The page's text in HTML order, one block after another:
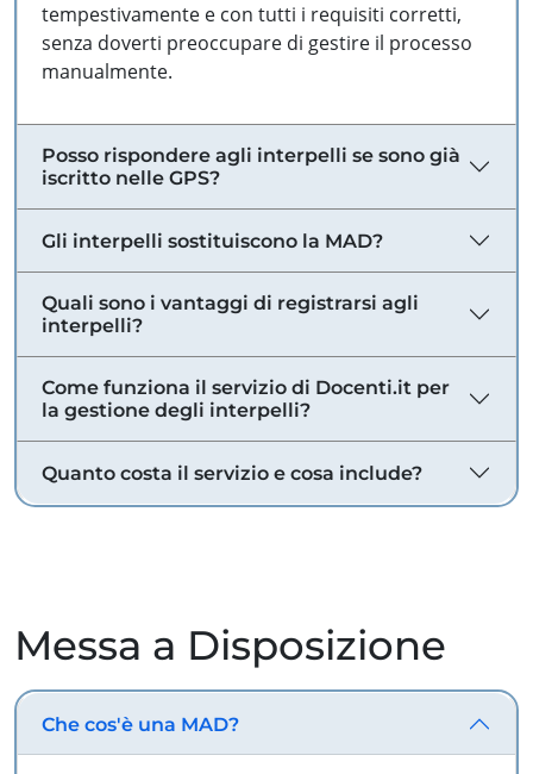
tempestivamente e con tutti i requisiti corretti,
senza doverti preoccupare di gestire il processo
manualmente.
Posso rispondere agli interpelli se sono già
iscritto nelle GPS?
Gli interpelli sostituiscono la MAD?
Quali sono i vantaggi di registrarsi agli
interpelli?
Come funziona il servizio di Docenti.it per
la gestione degli interpelli?
Quanto costa il servizio e cosa include?
Messa a Disposizione
Che cos'è una MAD?